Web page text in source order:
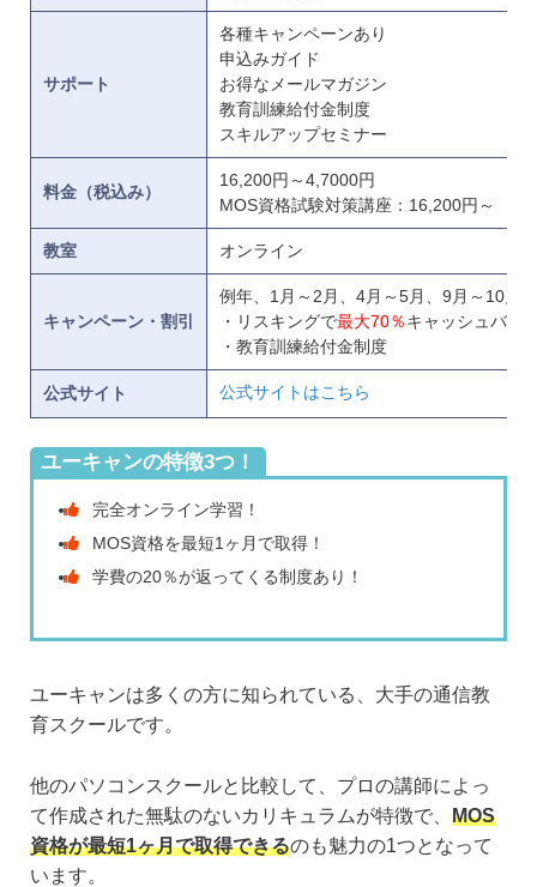
サポート
各種キャンペーンあり
申込みガイド
お得なメールマガジン
教育訓練給付金制度
スキルアップセミナー
料金（税込み）
16,200円～4,7000円
MOS資格試験対策講座：16,200円～
教室 オンライン
キャンペーン・割引
例年、1月～2月、4月～5月、9月～10月
・リスキングで最大70％ キャッシュバッ
・教育訓練給付金制度
公式サイト 公式サイトはこちら
ユーキャンの特徴3つ！
完全オンライン学習！
MOS資格を最短1ヶ月で取得！
学費の20％が返ってくる制度あり！
ユーキャンは多くの方に知られている、大手の通信教
育スクールです。
他のパソコンスクールと比較して、プロの講師によっ
て作成された無駄のないカリキュラムが特徴で、 MOS
資格が最短1ヶ月で取得できるのも魅力の1つとなって
います。